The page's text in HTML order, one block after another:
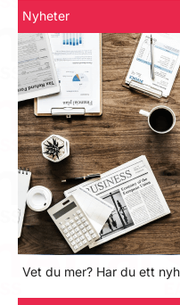
Nyheter
Vet du mer? Har du ett